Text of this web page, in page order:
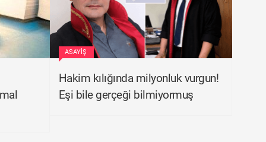
ASAYIŞ
Hakim kılığında milyonluk vurgun!
Eşi bile gerçeği bilmiyormuş